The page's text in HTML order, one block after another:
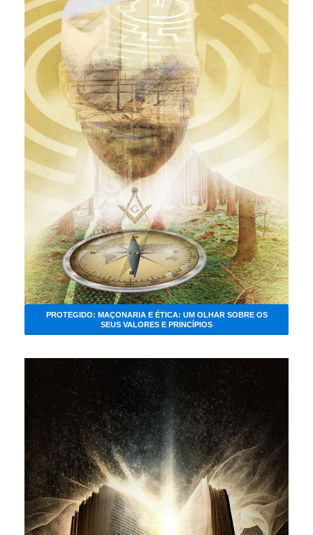
PROTEGIDO: MAÇONARIA E ÉTICA: UM OLHAR SOBRE OS
SEUS VALORES E PRINCÍPIOS